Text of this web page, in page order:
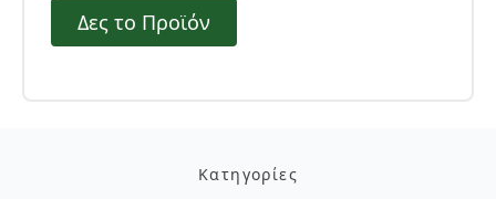
πυρκαγιά.
Δες το Προϊόν
Κατηγορίες